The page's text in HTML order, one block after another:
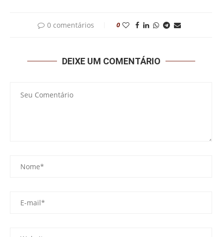
0 comentários 0
DEIXE UM COMENTÁRIO